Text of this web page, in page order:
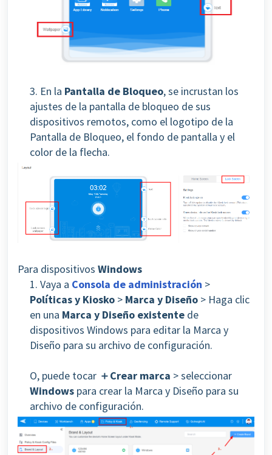
3. En la Pantalla de Bloqueo, se incrustan los
ajustes de la pantalla de bloqueo de sus
dispositivos remotos, como el logotipo de la
Pantalla de Bloqueo, el fondo de pantalla y el
color de la flecha.
Para dispositivos Windows
1. Vaya a Consola de administración >
Políticas y Kiosko > Marca y Diseño > Haga clic
en una Marca y Diseño existente de
dispositivos Windows para editar la Marca y
Diseño para su archivo de configuración.
O, puede tocar ＋Crear marca > seleccionar
Windows para crear la Marca y Diseño para su
archivo de configuración.